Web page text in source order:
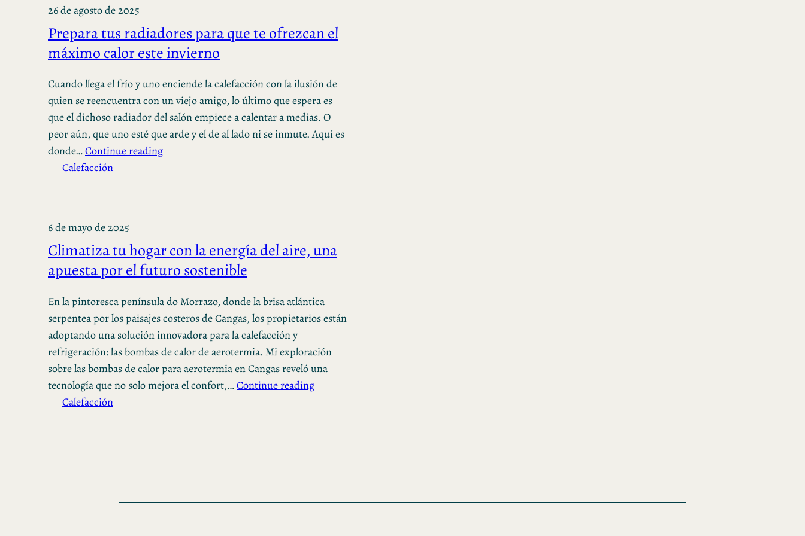
26 de agosto de 2025
Prepara tus radiadores para que te ofrezcan el
máximo calor este invierno
Cuando llega el frío y uno enciende la calefacción con la ilusión de
quien se reencuentra con un viejo amigo, lo último que espera es
que el dichoso radiador del salón empiece a calentar a medias. O
peor aún, que uno esté que arde y el de al lado ni se inmute. Aquí es
donde…Continue reading
Calefacción
6 de mayo de 2025
Climatiza tu hogar con la energía del aire, una
apuesta por el futuro sostenible
En la pintoresca península do Morrazo, donde la brisa atlántica
serpentea por los paisajes costeros de Cangas, los propietarios están
adoptando una solución innovadora para la calefacción y
refrigeración: las bombas de calor de aerotermia. Mi exploración
sobre las bombas de calor para aerotermia en Cangas reveló una
tecnología que no solo mejora el confort,…Continue reading
Calefacción